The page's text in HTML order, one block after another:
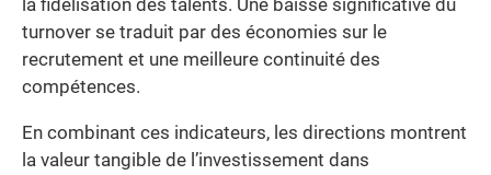
la fidélisation des talents. Une baisse significative du
turnover se traduit par des économies sur le
recrutement et une meilleure continuité des
compétences.
En combinant ces indicateurs, les directions montrent
la valeur tangible de l’investissement dans